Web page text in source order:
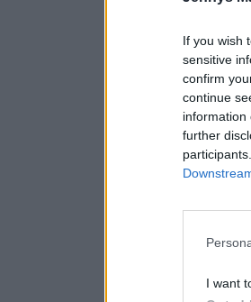
If you wish
sensitive
confirm
continue
information
further
I want